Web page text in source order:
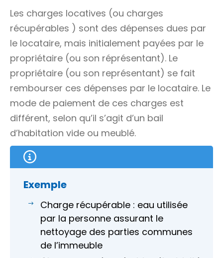
Les charges locatives (ou charges
récupérables ) sont des dépenses dues par
le locataire, mais initialement payées par le
propriétaire (ou son réprésentant). Le
propriétaire (ou son représentant) se fait
rembourser ces dépenses par le locataire. Le
mode de paiement de ces charges est
différent, selon qu’il s’agit d’un bail
d’habitation vide ou meublé.
Exemple
Charge récupérable : eau utilisée
par la personne assurant le
nettoyage des parties communes
de l’immeuble